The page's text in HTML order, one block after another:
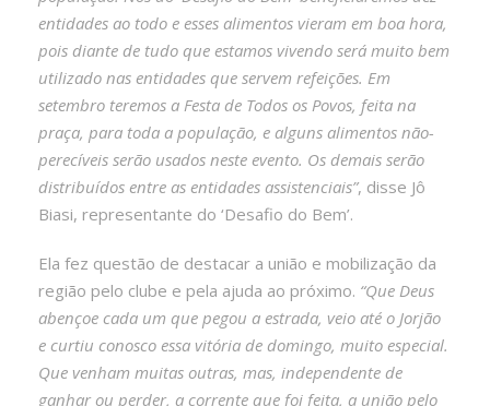
entidades ao todo e esses alimentos vieram em boa hora,
pois diante de tudo que estamos vivendo será muito bem
utilizado nas entidades que servem refeições. Em
setembro teremos a Festa de Todos os Povos, feita na
praça, para toda a população, e alguns alimentos não-
perecíveis serão usados neste evento. Os demais serão
distribuídos entre as entidades assistenciais”, disse Jô
Biasi, representante do ‘Desafio do Bem’.
Ela fez questão de destacar a união e mobilização da
região pelo clube e pela ajuda ao próximo. “Que Deus
abençoe cada um que pegou a estrada, veio até o Jorjão
e curtiu conosco essa vitória de domingo, muito especial.
Que venham muitas outras, mas, independente de
ganhar ou perder, a corrente que foi feita, a união pelo